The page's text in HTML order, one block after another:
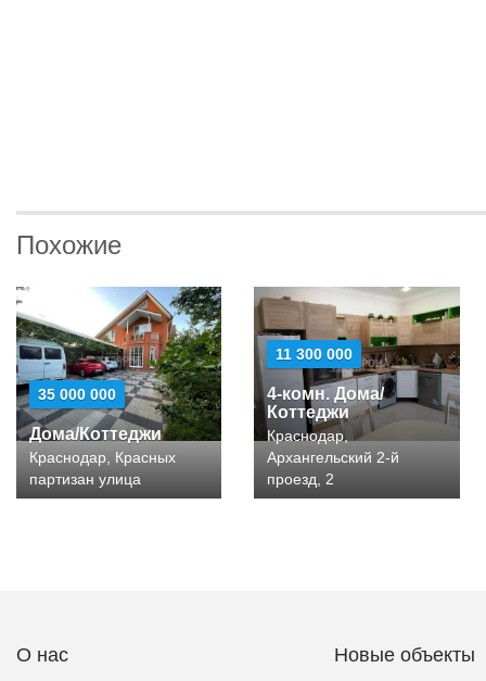
Похожие
35 000 000
Дома/Коттеджи
Краснодар, Красных
партизан улица
11 300 000
4-комн. Дома/
Коттеджи
Краснодар,
Архангельский 2-й
проезд, 2
О нас Новые объекты